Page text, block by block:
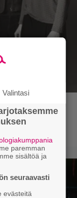
Valintasi
paremman
sisältöä ja
seuraavasti
evästeitä